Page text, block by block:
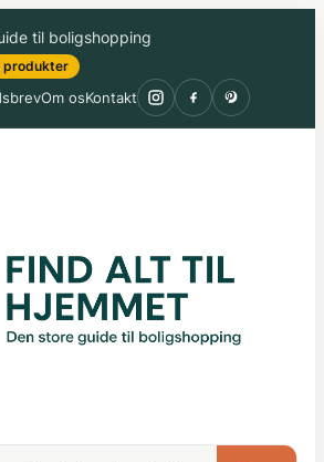
til boligshopping
produkter
Om osKontakt